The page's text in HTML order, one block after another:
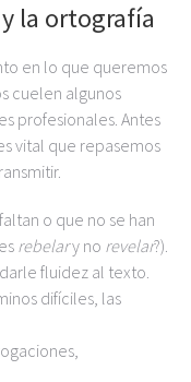
la ortografía
en lo que queremos
cuelen algunos
profesionales. Antes
vital que repasemos
o que no se han
rebelary no revelar?).
fluidez al texto.
difíciles, las